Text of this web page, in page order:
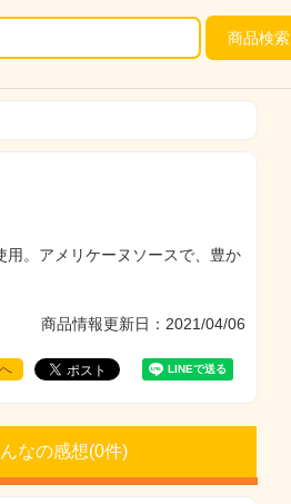
商品検索
。アメリケーヌソースで、豊か
商品情報更新日：2021/04/06
なの感想(0件)